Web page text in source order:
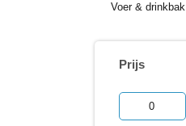
Voer & drinkbak
Prijs